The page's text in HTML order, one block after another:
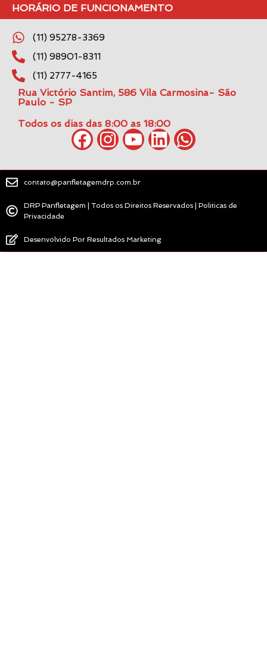
HORÁRIO DE FUNCIONAMENTO
(11) 95278-3369
(11) 98901-8311
(11) 2777-4165
Rua Victório Santim, 586 Vila Carmosina- São
Paulo - SP
Todos os dias das 8:00 as 18:00
contato@panfletagemdrp.com.br
DRP Panfletagem | Todos os Direitos Reservados | Politicas de
Privacidade
Desenvolvido Por Resultados Marketing